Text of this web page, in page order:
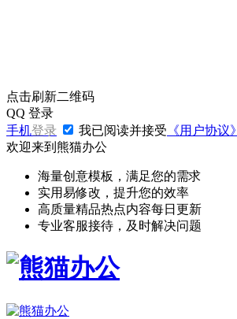
点击刷新二维码
QQ 登录
手机登录 我已阅读并接受 《用户协议》
欢迎来到熊猫办公
海量创意模板，满足您的需求
实用易修改，提升您的效率
高质量精品热点内容每日更新
专业客服接待，及时解决问题